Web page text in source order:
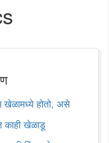
खेळामध्ये होतो, असे
काही खेळाडू